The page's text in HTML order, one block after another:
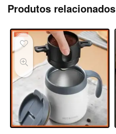
Produtos relacionados